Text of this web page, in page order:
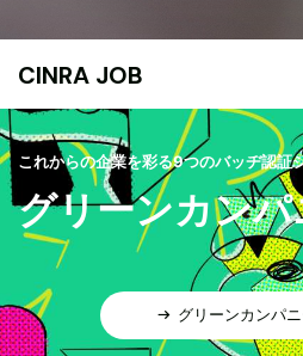
CINRA JOB
これからの企業を彩る9つのバッヂ認証
グリーンカンパ
グリーンカンパ